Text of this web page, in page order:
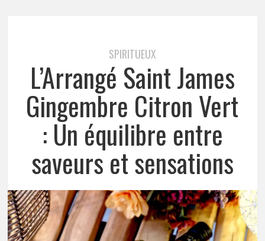
SPIRITUEUX
L’Arrangé Saint James
Gingembre Citron Vert
: Un équilibre entre
saveurs et sensations